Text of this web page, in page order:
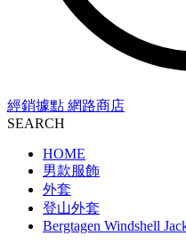
經銷據點 網路商店
SEARCH
HOME
男款服飾
外套
登山外套
Bergtagen Windshell